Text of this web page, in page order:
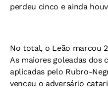
perdeu cinco e ainda
No total, o Leão marcou
As maiores goleadas
aplicadas pelo Rubro-
venceu o adversário